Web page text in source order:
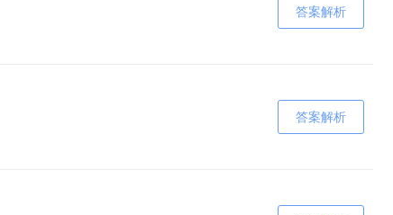
答案解析
答案解析